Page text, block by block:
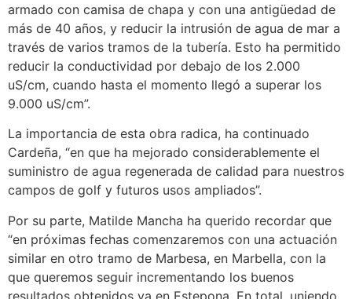
armado con camisa de chapa y con una antigüedad de
más de 40 años, y reducir la intrusión de agua de mar a
través de varios tramos de la tubería. Esto ha permitido
reducir la conductividad por debajo de los 2.000
uS/cm, cuando hasta el momento llegó a superar los
9.000 uS/cm”.
La importancia de esta obra radica, ha continuado
Cardeña, “en que ha mejorado considerablemente el
suministro de agua regenerada de calidad para nuestros
campos de golf y futuros usos ampliados”.
Por su parte, Matilde Mancha ha querido recordar que
“en próximas fechas comenzaremos con una actuación
similar en otro tramo de Marbesa, en Marbella, con la
que queremos seguir incrementando los buenos
resultados obtenidos ya en Estepona. En total, uniendo